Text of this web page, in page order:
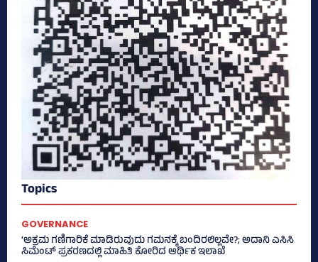
Topics
GOVERNANCE
‘ಅಕ್ರಮ ಗಣಿಗಾರಿಕೆ ಮಾಡಿರುವುದು ಗಮನಕ್ಕೆ ಬಂದಿರಲಿಲ್ಲವೇ?; ಅದಾನಿ ಎಸಿಸಿ
ಸಿಮೆಂಟ್ ಪ್ರಕರಣದಲ್ಲಿ ಮಾಹಿತಿ ಕೋರಿದ ಆರ್ಥಿಕ ಇಲಾಖೆ